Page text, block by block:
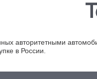
авторитетными
в России.